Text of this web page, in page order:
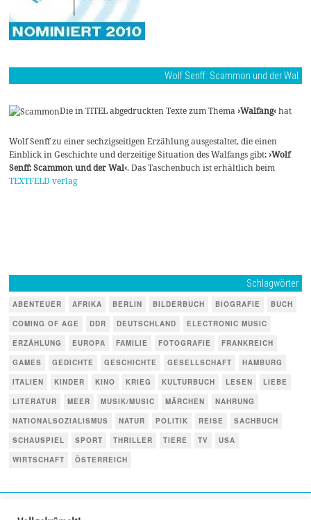
Wolf Senff: Scammon und der Wal
Die in TITEL abgedruckten Texte zum Thema›Walfang‹hat
Wolf Senff zu einer sechzigseitigen Erzählung ausgestaltet, die einen
Einblick in Geschichte und derzeitige Situation des Walfangs gibt:›Wolf
Senff: Scammon und der Wal‹. Das Taschenbuch ist erhältlich beim
TEXTFELD verlag
Schlagwörter
ABENTEUER AFRIKA BERLIN BILDERBUCH BIOGRAFIE
BUCH
COMING OF AGE
DDR DEUTSCHLAND
ELECTRONIC MUSIC
ERZÄHLUNG
EUROPA FAMILIE FOTOGRAFIE
FRANKREICH
GAMES
GEDICHTE GESCHICHTE GESELLSCHAFT
HAMBURG
ITALIEN
KINDER KINO KRIEG KULTURBUCH LESEN
LIEBE
LITERATUR
MEER MUSIK/MUSIC MÄRCHEN
NAHRUNG
NATIONALSOZIALISMUS
NATUR POLITIK REISE
SACHBUCH
SCHAUSPIEL
SPORT THRILLER TIERE TV
USA
WIRTSCHAFT
ÖSTERREICH